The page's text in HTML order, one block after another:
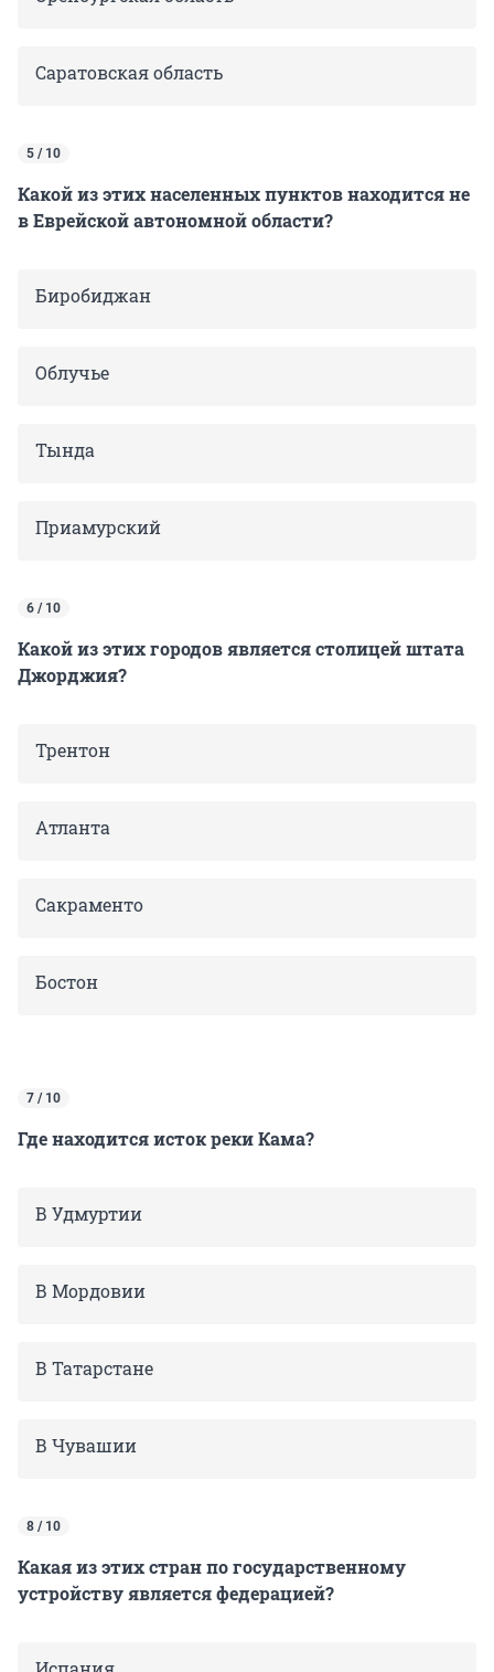
Саратовская область
5 / 10
Какой из этих населенных пунктов находится не
в Еврейской автономной области?
Биробиджан
Облучье
Тында
Приамурский
6 / 10
Какой из этих городов является столицей штата
Джорджия?
Трентон
Атланта
Сакраменто
Бостон
7 / 10
Где находится исток реки Кама?
В Удмуртии
В Мордовии
В Татарстане
В Чувашии
8 / 10
Какая из этих стран по государственному
устройству является федерацией?